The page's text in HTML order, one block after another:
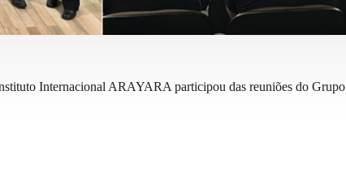
Internacional ARAYARA participou das reuniões do Grupo